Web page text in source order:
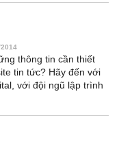
thông tin cần thiết
tin tức? Hãy đến với
với đội ngũ lập trình